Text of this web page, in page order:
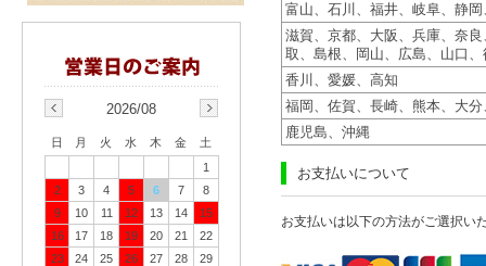
富山、石川、福井、岐阜、静
滋賀、京都、大阪、兵庫、奈
取、島根、岡山、広島、山口、
香川、愛媛、高知
福岡、佐賀、長崎、熊本、大分
鹿児島、沖縄
お支払いについて
お支払いは以下の方法がご選択い
2026/08
日 月 火 水 木 金
土
1
2
3 4 5 6 7
8
9
10 11 12 13 14
15
16
17 18 19 20 21
22
23
24 25 26 27 28
29